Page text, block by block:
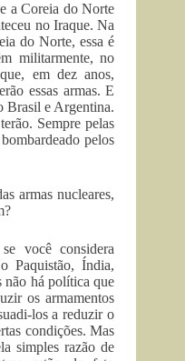
a Coreia do Norte
no Iraque. Na
do Norte, essa é
militarmente, no
em dez anos,
essas armas. E
Brasil e Argentina.
Sempre pelas
pelos
armas nucleares,
você considera
Paquistão, Índia,
não há política que
os armamentos
los a reduzir o
condições. Mas
simples razão de